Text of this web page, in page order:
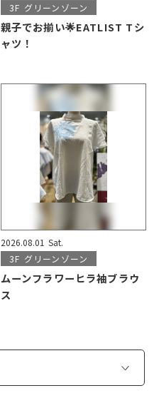
3F グリーンゾーン
親子でお揃い🌟EATLIST Tシ
ャツ！
2026.08.01 Sat.
3F グリーンゾーン
ムーンフラワーヒラ袖ブラウ
ス